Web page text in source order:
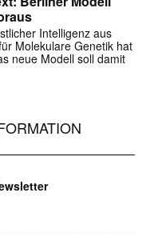
Intelligenz aus
Molekulare Genetik hat
neue Modell soll damit